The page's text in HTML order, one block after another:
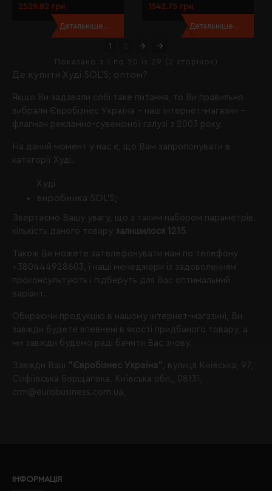
Де купити Худі SOL’S; оптом?
Якщо Ви задавали собі таке питання, то Ви правильно
вибрали Євробізнес Україна - наш інтернет-магазин -
флагман рекламно-сувенірної галузі з 2003 року.
На даний момент у нас є, що Вам запропонувати в
категорії Худі.
Худі
виробника SOL’S;
Звертаємо Вашу увагу, що з таким набором параметрів,
кількість даного товару залишилося 1215
Також Ви можете зателефонувати нам по телефону
+380444928603 , і наші менеджери із задоволенням
проконсультують і підберуть для Вас оптимальний
варіант.
Обираючи продукцію в нашому інтернет-магазині, Ви
завжди будете впевнені в якості придбаного товару, а
ми завжди будемо раді бачити Вас знову.
Завжди Ваш "Євробізнес Україна"
, вулиця Київська, 97,
Софіївська Борщагівка, Київська обл., 08131,
crm@eurobusiness.com.ua,
2529.82 грн
Детальніше...
1542.75 грн
Детальніше...
1
2
Показано з 1 по 20 із 29 (2 сторінок)
ІНФОРМАЦІЯ